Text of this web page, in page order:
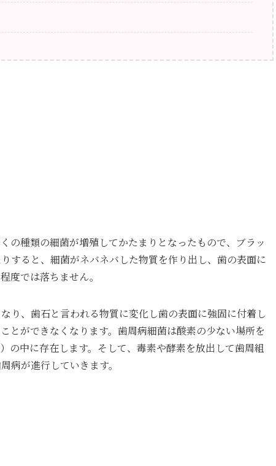
の種類の細菌が増殖してかたまりとなったもので、ブラッ
すると、細菌がネバネバした物質を作り出し、歯の表面に
度では落ちません。
り、歯石と言われる物質に変化し歯の表面に強固に付着し
とができなくなります。歯周病細菌は酸素の少ない場所を
の中に存在します。そして、毒素や酵素を放出して歯周組
病が進行していきます。